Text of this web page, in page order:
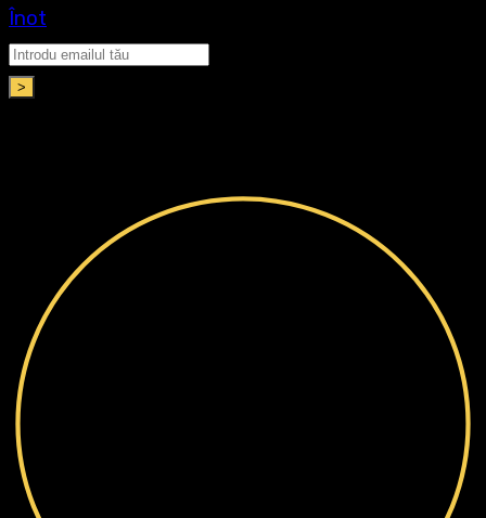
Înot
>